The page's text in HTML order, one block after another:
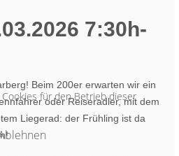
7:30h-
Beim 200er erwarten wir ein
oder Reiseradler, mit dem
Liegerad: der Frühling ist da
für den Betrieb dieser